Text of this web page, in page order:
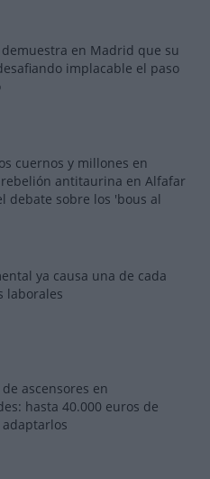
demuestra en Madrid que su
implacable el paso
cuernos y millones en
antitaurina en Alfafar
debate sobre los 'bous al
ya causa una de cada
laborales
ascensores en
hasta 40.000 euros de